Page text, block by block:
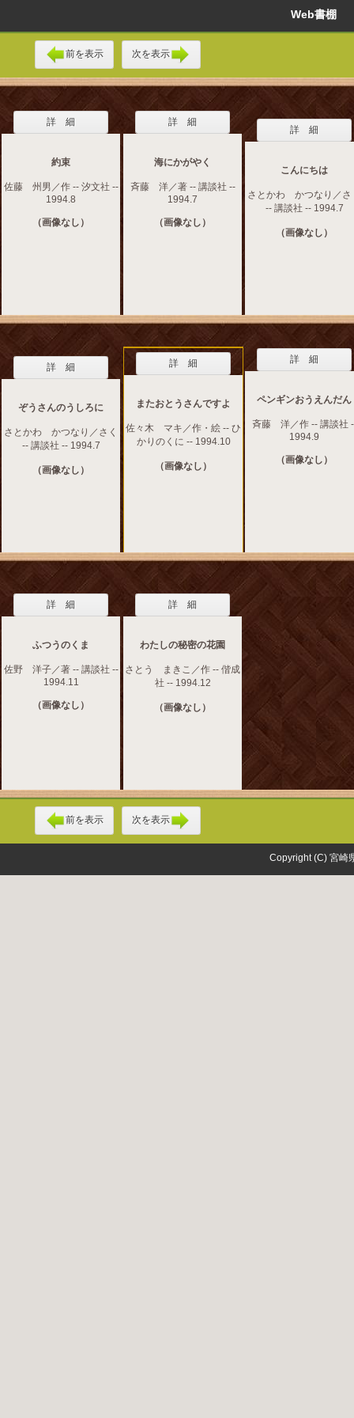
Web書棚
前を表示 次を表示
詳 細
約束
佐藤 州男／作 -- 汐文社 --
1994.8
（画像なし）
詳 細
海にかがやく
斉藤 洋／著 -- 講談社 --
1994.7
（画像なし）
詳 細
こんにちは
さとかわ かつなり／さ
-- 講談社 -- 1994.7
（画像なし）
詳 細
ぞうさんのうしろに
さとかわ かつなり／さく
-- 講談社 -- 1994.7
（画像なし）
詳 細
またおとうさんですよ
佐々木 マキ／作・絵 -- ひ
かりのくに -- 1994.10
（画像なし）
詳 細
ペンギンおうえんだん
斉藤 洋／作 -- 講談社
1994.9
（画像なし）
詳 細
ふつうのくま
佐野 洋子／著 -- 講談社 --
1994.11
（画像なし）
詳 細
わたしの秘密の花園
さとう まきこ／作 -- 偕成
社 -- 1994.12
（画像なし）
前を表示 次を表示
Copyright (C) 宮崎